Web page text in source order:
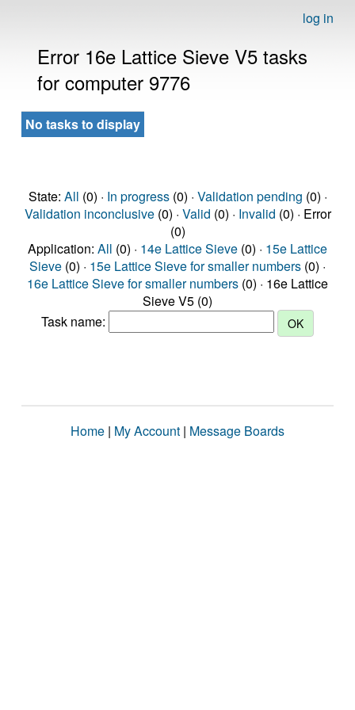
log in
Error 16e Lattice Sieve V5 tasks
for computer 9776
No tasks to display
State: All (0) · In progress(0) · Validation pending (0) ·
Validation inconclusive(0) · Valid (0) · Invalid (0) · Error
(0)
Application: All (0) · 14e Lattice Sieve (0) · 15e Lattice
Sieve (0) · 15e Lattice Sieve for smaller numbers (0) ·
16e Lattice Sieve for smaller numbers (0) · 16e Lattice
Sieve V5 (0)
Task name:
Home | My Account | Message Boards